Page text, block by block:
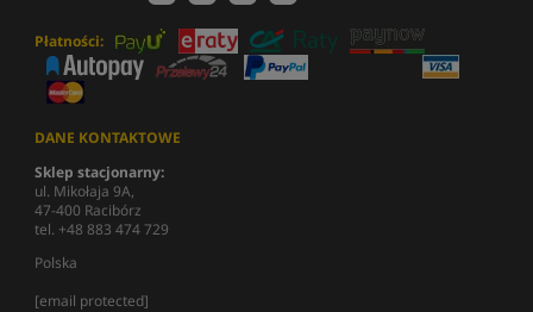
Płatności:
DANE KONTAKTOWE
Sklep stacjonarny:
ul. Mikołaja 9A,
47-400 Racibórz
tel. +48 883 474 729
Polska
[email protected]